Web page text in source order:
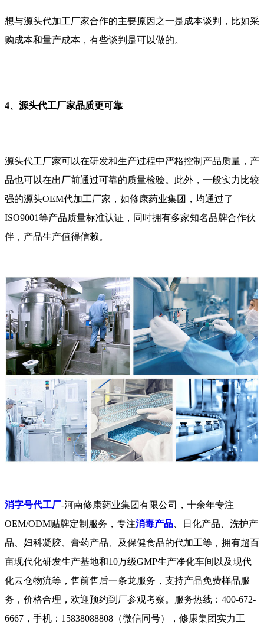
想与源头代加工厂家合作的主要原因之一是成本谈判，比如采
购成本和量产成本，有些谈判是可以做的。
4、源头代工厂家品质更可靠
源头代工厂家可以在研发和生产过程中严格控制产品质量，产
品也可以在出厂前通过可靠的质量检验。此外，一般实力比较
强的源头OEM代加工厂家，如修康药业集团，均通过了
ISO9001等产品质量标准认证，同时拥有多家知名品牌合作伙
伴，产品生产值得信赖。
消字号代工厂-河南修康药业集团有限公司，十余年专注
OEM/ODM贴牌定制服务，专注消毒产品 、日化产品、洗护产
品、妇科凝胶、膏药产品、及保健食品的代加工等，拥有超百
亩现代化研发生产基地和10万级GMP生产净化车间以及现代
化云仓物流等，售前售后一条龙服务，支持产品免费样品服
务，价格合理，欢迎预约到厂参观考察。服务热线：400-672-
6667，手机：15838088808（微信同号），修康集团实力工